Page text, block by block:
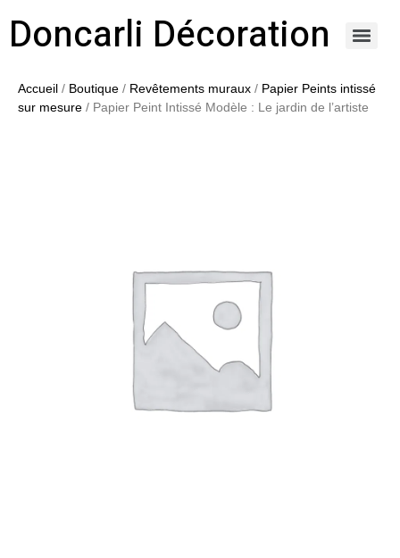
Doncarli Décoration
Accueil / Boutique / Revêtements muraux / Papier Peints intissé
sur mesure / Papier Peint Intissé Modèle : Le jardin de l’artiste